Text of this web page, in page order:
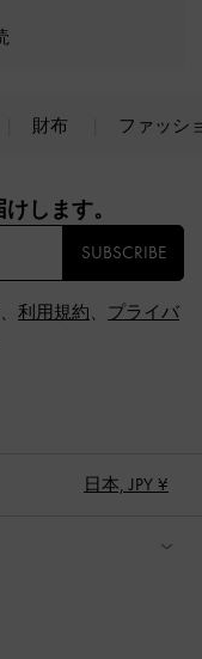
財布 ファッシ
します。​
SUBSCRIBE
利用規約、 プライバ
日本, JPY ¥